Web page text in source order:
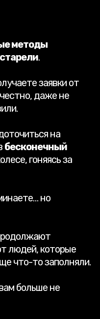
методы
.
заявки от
даже не
на
бесконечный
гоняясь за
но
людей, которые
что-то заполняли.
больше не